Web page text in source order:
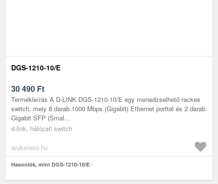
DGS-1210-10/E
30 490 Ft
Termékleírás A D-LINK DGS-1210-10/E egy menedzselhető rackes
switch, mely 8 darab 1000 Mbps (Gigabit) Ethernet porttal és 2 darab
Gigabit SFP (Smal...
d-link, hálózati switch
arukereso.hu
Hasonlók, mint DGS-1210-10/E